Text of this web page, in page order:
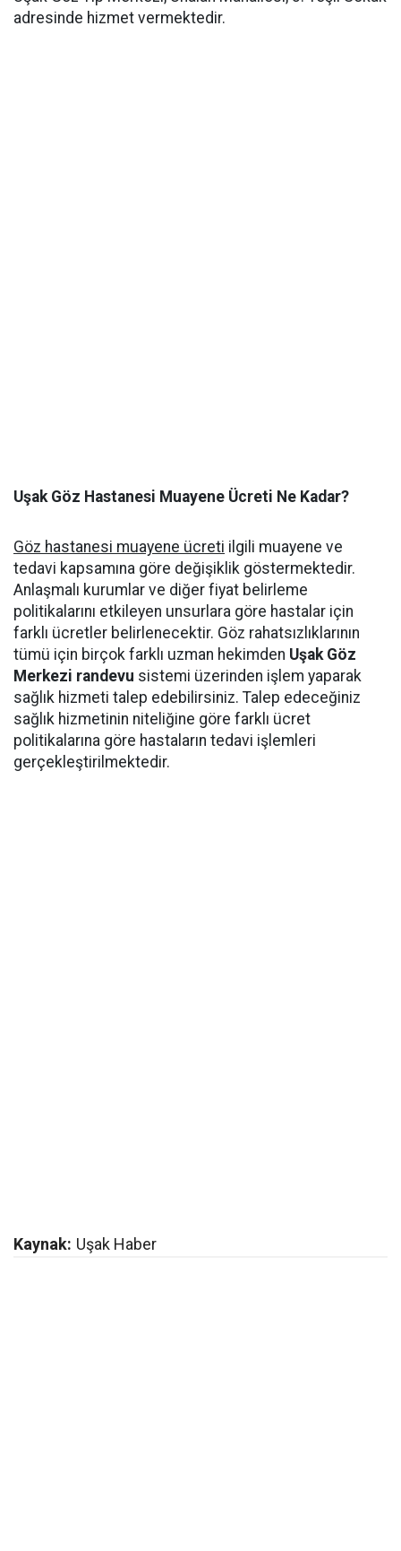
adresinde hizmet vermektedir.
Uşak Göz Hastanesi Muayene Ücreti Ne Kadar?
Göz hastanesi muayene ücreti ilgili muayene ve
tedavi kapsamına göre değişiklik göstermektedir.
Anlaşmalı kurumlar ve diğer fiyat belirleme
politikalarını etkileyen unsurlara göre hastalar için
farklı ücretler belirlenecektir. Göz rahatsızlıklarının
tümü için birçok farklı uzman hekimden Uşak Göz
Merkezi randevu sistemi üzerinden işlem yaparak
sağlık hizmeti talep edebilirsiniz. Talep edeceğiniz
sağlık hizmetinin niteliğine göre farklı ücret
politikalarına göre hastaların tedavi işlemleri
gerçekleştirilmektedir.
Kaynak: Uşak Haber